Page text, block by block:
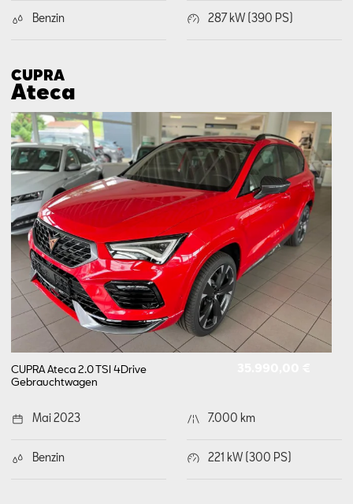
Benzin 287 kW (390 PS)
CUPRA
Ateca
CUPRA Ateca 2.0 TSI 4Drive
Gebrauchtwagen
Mai 2023 7.000 km
Benzin 221 kW (300 PS)